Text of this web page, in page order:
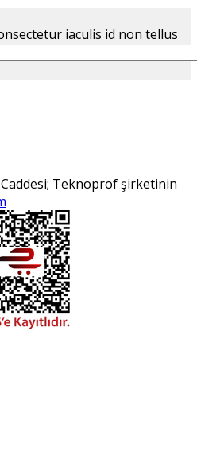
iaculis id non tellus
Teknoprof şirketinin